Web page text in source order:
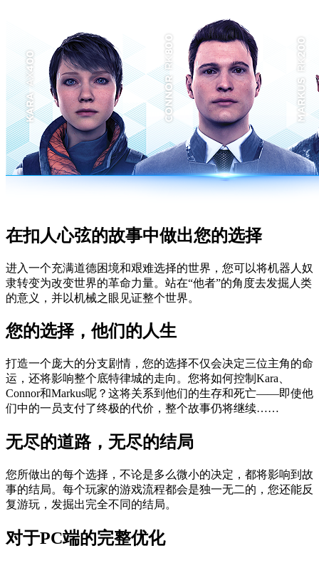
在扣人心弦的故事中做出您的选择
进入一个充满道德困境和艰难选择的世界，您可以将机器人奴
隶转变为改变世界的革命力量。站在“他者”的角度去发掘人类
的意义，并以机械之眼见证整个世界。
您的选择，他们的人生
打造一个庞大的分支剧情，您的选择不仅会决定三位主角的命
运，还将影响整个底特律城的走向。您将如何控制Kara、
Connor和Markus呢？这将关系到他们的生存和死亡——即使他
们中的一员支付了终极的代价，整个故事仍将继续……
无尽的道路，无尽的结局
您所做出的每个选择，不论是多么微小的决定，都将影响到故
事的结局。每个玩家的游戏流程都会是独一无二的，您还能反
复游玩，发掘出完全不同的结局。
对于PC端的完整优化